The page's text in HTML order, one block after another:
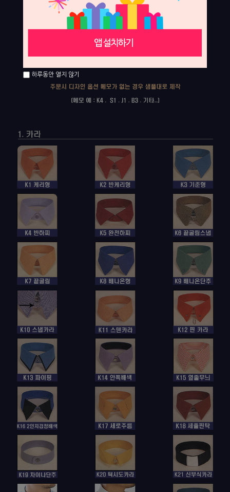
하루동안 열지 않기